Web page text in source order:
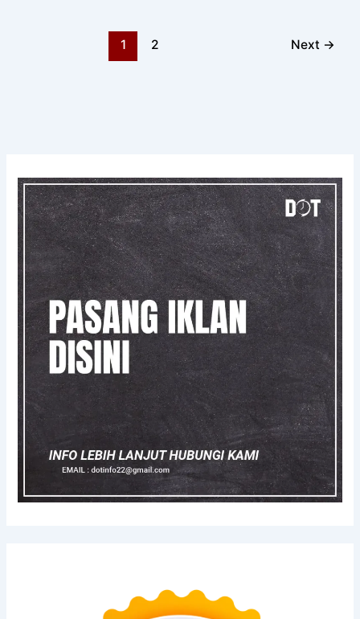
1 2 Next →